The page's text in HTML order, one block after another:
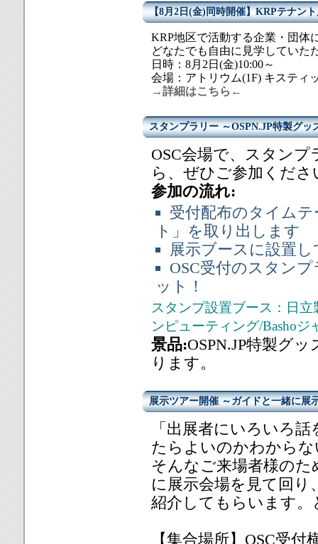
【8月2日(金)同時開催】KRPテナン
KRP地区で活動する企業・団体
どなたでも自由に見学していた
日時：8月2日(金)10:00～
会場：アトリウム(1F) キスティ
→詳細はこちら←
スタンプラリー ～OSPN.JP特製グッ
OSC会場で、スタン
ら、ぜひご参加くださ
参加の流れ:
受付配布のタイム
ト」を取り出します
展示ブースに設置
OSC受付のスタン
ット！
スタンプ設置ブース：日
ンピューティング/Basho
景品:OSPN.JP特製グ
ります。
展示ツアー開催 ～ガイドと一緒に展
「出展者にいろいろ
たらよいのかわからな
そんなご来場者様の
に展示会場を見て回
紹介してもらいます
【集合場所】OSC受